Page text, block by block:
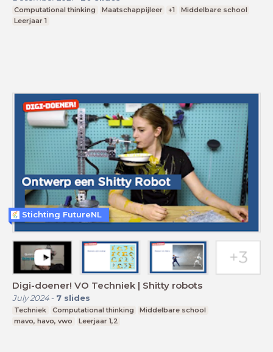
Computational thinking Maatschappijleer +1
Middelbare school
Leerjaar 1
Digi-doener! VO Techniek | Shitty robots
July 2024- 7 slides
Techniek Computational thinking
Middelbare school
mavo, havo, vwo
Leerjaar 1,2
Stichting FutureNL